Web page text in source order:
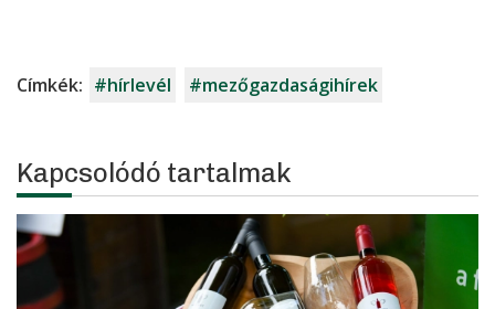
Címkék: #hírlevél #mezőgazdaságihírek
Kapcsolódó tartalmak